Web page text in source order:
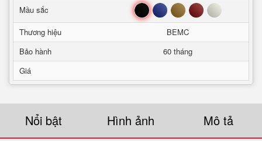
Mầu sắc Đen Xanh Nâu Đỏ Trắng
Thương hiệu
BEMC
Bảo hành
60 tháng
Giá
Nổi bật Hình ảnh Mô tả